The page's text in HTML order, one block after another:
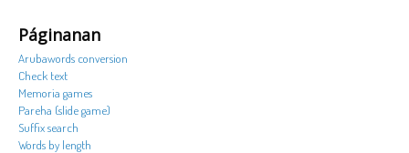
Páginanan
Arubawords conversion
Check text
Memoria games
Pareha (slide game)
Suffix search
Words by length